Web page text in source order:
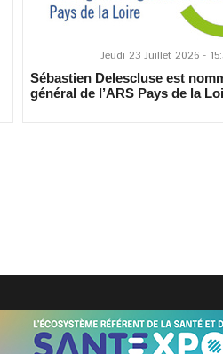
Jeudi 23 Juillet 2026 -
Sébastien Delescluse est
général de l’ARS Pays de la